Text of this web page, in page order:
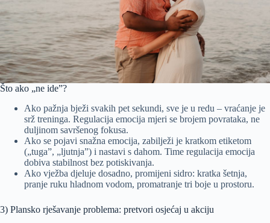
Što ako „ne ide”?
Ako pažnja bježi svakih pet sekundi, sve je u redu – vraćanje je
srž treninga. Regulacija emocija mjeri se brojem povrataka, ne
duljinom savršenog fokusa.
Ako se pojavi snažna emocija, zabilježi je kratkom etiketom
(„tuga”, „ljutnja”) i nastavi s dahom. Time regulacija emocija
dobiva stabilnost bez potiskivanja.
Ako vježba djeluje dosadno, promijeni sidro: kratka šetnja,
pranje ruku hladnom vodom, promatranje tri boje u prostoru.
3) Plansko rješavanje problema: pretvori osjećaj u akciju